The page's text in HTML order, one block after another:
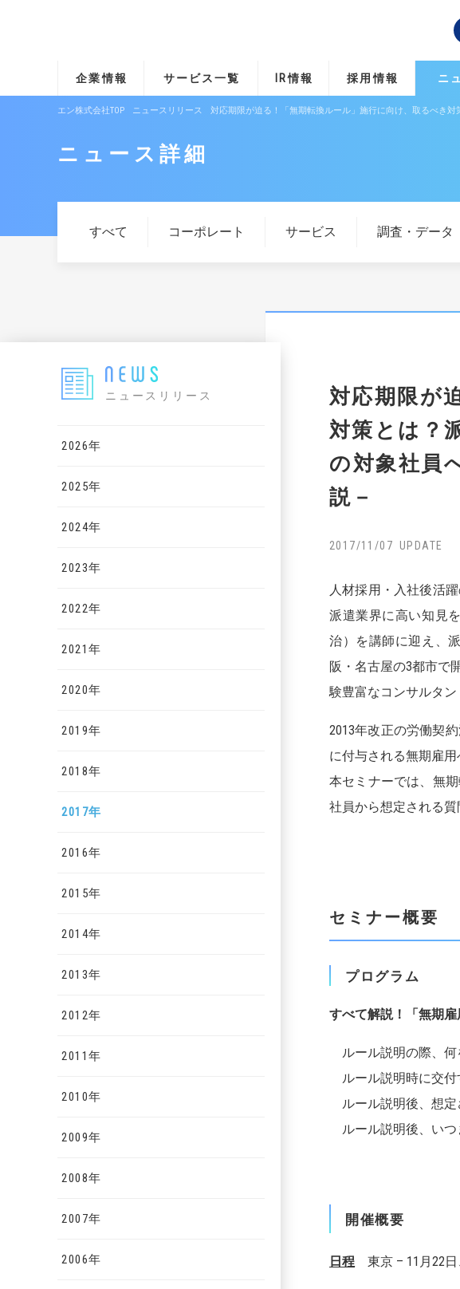
企業情報 サービス一覧 IR情報 採用情報 ニ
エン株式会社TOP ニュースリリース 対応期限が迫る！「無期転換ルール」施行に向け、取るべき
ニュース詳細
すべて コーポレート サービス 調査・データ
ニュースリリース
2026年
2025年
2024年
2023年
2022年
2021年
2020年
2019年
2018年
2017年
2016年
2015年
2014年
2013年
2012年
2011年
2010年
2009年
2008年
2007年
2006年
対応期限が
対策とは？
の対象社員
説－
2017/11/07
人材採用・入社後活
派遣業界に高い知見
治）を講師に迎え、
阪・名古屋の3都市で
験豊富なコンサルタン
2013年改正の労働契
に付与される無期雇
本セミナーでは、無
社員から想定される質
セミナー概要
プログラム
すべて解説！ 「無期雇
ルール説明の際、何
ルール説明時に交付
ルール説明後、想定
ルール説明後、いつ
開催概要
日程 東京 – 11月22